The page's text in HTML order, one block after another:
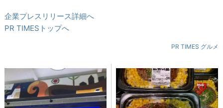
企業プレスリリース詳細へ
PR TIMESトップへ
PR TIMES グルメ